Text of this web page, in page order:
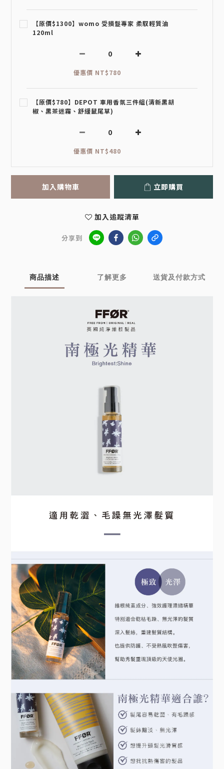
【原價$1300】womo 受損髮專家 柔馭輕質油
120ml
優惠價 NT$780
【原價$780】DEPOT 車用香氛三件組(清新黑胡
椒、黑茶迷霧、舒緩鼠尾草)
優惠價 NT$480
加入購物車 立即購買
加入追蹤清單
分享到
商品描述 了解更多 送貨及付款方式